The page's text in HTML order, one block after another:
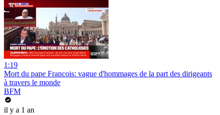
1:19
Mort du pape François: vague d'hommages de la part des dirigeants
à travers le monde
BFM
il y a 1 an